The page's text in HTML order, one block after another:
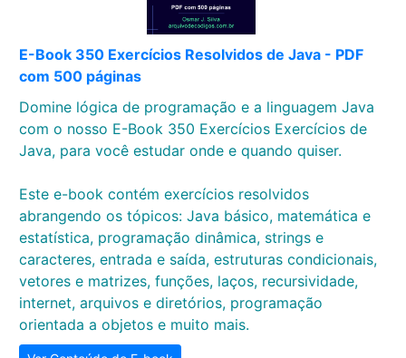
E-Book 350 Exercícios Resolvidos de Java - PDF
com 500 páginas
Domine lógica de programação e a linguagem Java
com o nosso E-Book 350 Exercícios Exercícios de
Java, para você estudar onde e quando quiser.
Este e-book contém exercícios resolvidos
abrangendo os tópicos: Java básico, matemática e
estatística, programação dinâmica, strings e
caracteres, entrada e saída, estruturas condicionais,
vetores e matrizes, funções, laços, recursividade,
internet, arquivos e diretórios, programação
orientada a objetos e muito mais.